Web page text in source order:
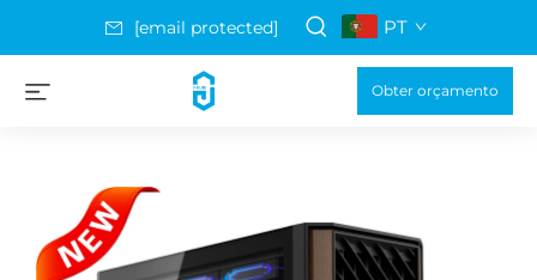
[email protected] PT
Obter orçamento